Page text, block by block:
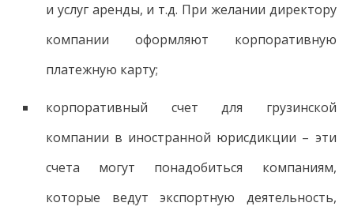
и услуг аренды, и т.д. При желании директору
компании оформляют корпоративную
платежную карту;
корпоративный счет для грузинской
компании в иностранной юрисдикции – эти
счета могут понадобиться компаниям,
которые ведут экспортную деятельность,